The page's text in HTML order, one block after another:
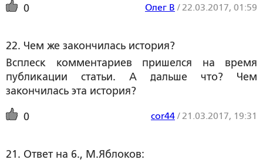
0 Олег В / 22.03.2017, 01:59
22. Чем же закончилась история?
Всплеск комментариев пришелся на время
публикации статьи. А дальше что? Чем
закончилась эта история?
0 cor44/ 21.03.2017, 19:31
21. Ответ на 6., М.Яблоков: